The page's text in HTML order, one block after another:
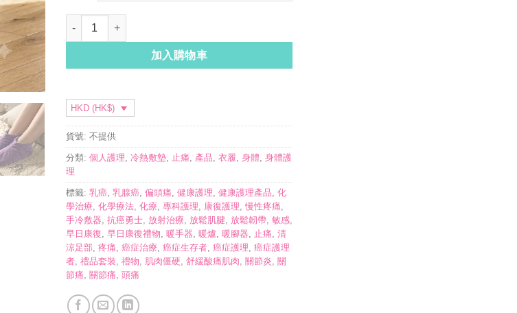
香薰暖足／冷敷足部護理套 數量
加入購物車
HKD (HK$)
貨號: 不提供
分類: 個人護理 冷熱敷墊 止痛 產品 衣履 身體 身體護
理
標籤: 乳癌 乳腺癌 偏頭痛 健康護理 健康護理產品 化
學治療 化學療法 化療 專科護理 康復護理 慢性疼痛
手冷敷器 抗癌勇士 放射治療 放鬆肌腱 放鬆韌帶 敏感
早日康復 早日康復禮物 暖手器 暖爐 暖腳器 止痛 清
涼足部 疼痛 癌症治療 癌症生存者 癌症護理 癌症護理
者 禮品套裝 禮物 肌肉僵硬 舒緩酸痛肌肉 關節炎
關
節痛
關節痛 頭痛